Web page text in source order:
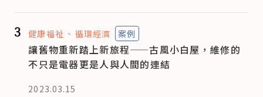
3 健康福祉 循環經濟 案例
讓舊物重新踏上新旅程——古風小白屋，維修的
不只是電器更是人與人間的連結
2023.03.15